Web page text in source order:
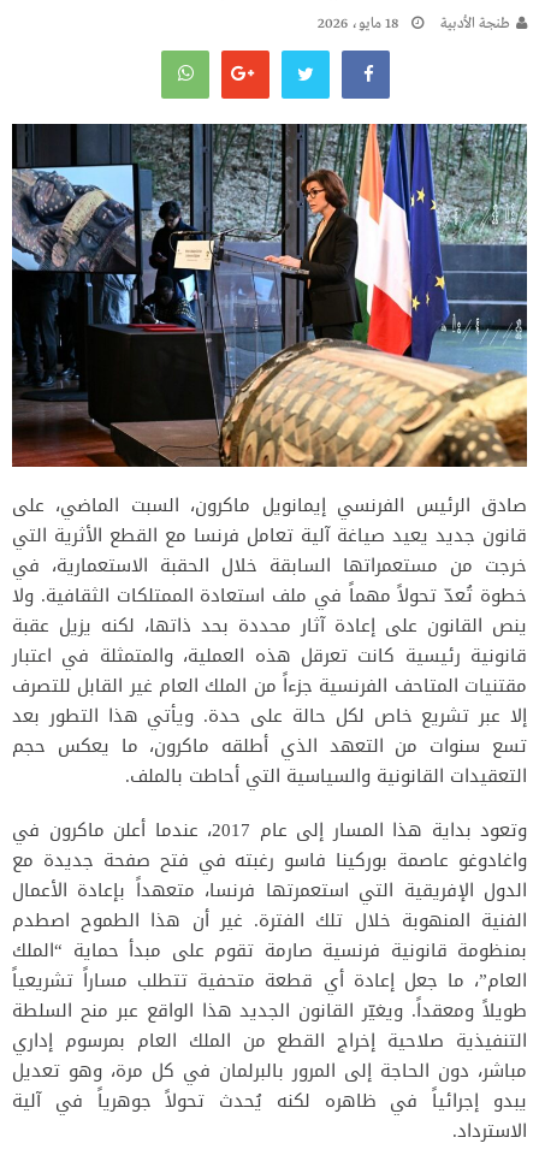
طنجة الأدبية 18 مايو، 2026
صادق الرئيس الفرنسي إيمانويل ماكرون، السبت الماضي، على
قانون جديد يعيد صياغة آلية تعامل فرنسا مع القطع الأثرية التي
خرجت من مستعمراتها السابقة خلال الحقبة الاستعمارية، في
خطوة تُعدّ تحولاً مهماً في ملف استعادة الممتلكات الثقافية. ولا
ينص القانون على إعادة آثار محددة بحد ذاتها، لكنه يزيل عقبة
قانونية رئيسية كانت تعرقل هذه العملية، والمتمثلة في اعتبار
مقتنيات المتاحف الفرنسية جزءاً من الملك العام غير القابل للتصرف
إلا عبر تشريع خاص لكل حالة على حدة. ويأتي هذا التطور بعد
تسع سنوات من التعهد الذي أطلقه ماكرون، ما يعكس حجم
التعقيدات القانونية والسياسية التي أحاطت بالملف.
وتعود بداية هذا المسار إلى عام 2017، عندما أعلن ماكرون في
واغادوغو عاصمة بوركينا فاسو رغبته في فتح صفحة جديدة مع
الدول الإفريقية التي استعمرتها فرنسا، متعهداً بإعادة الأعمال
الفنية المنهوبة خلال تلك الفترة. غير أن هذا الطموح اصطدم
بمنظومة قانونية فرنسية صارمة تقوم على مبدأ حماية “الملك
العام”، ما جعل إعادة أي قطعة متحفية تتطلب مساراً تشريعياً
طويلاً ومعقداً. ويغيّر القانون الجديد هذا الواقع عبر منح السلطة
التنفيذية صلاحية إخراج القطع من الملك العام بمرسوم إداري
مباشر، دون الحاجة إلى المرور بالبرلمان في كل مرة، وهو تعديل
يبدو إجرائياً في ظاهره لكنه يُحدث تحولاً جوهرياً في آلية
الاسترداد.